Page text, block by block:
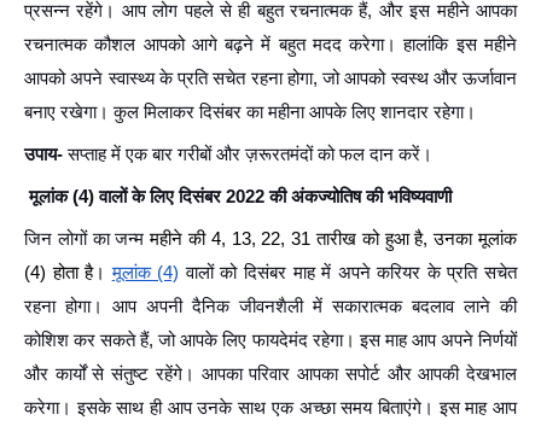
प्रसन्न रहेंगे। आप लोग पहले से ही बहुत रचनात्मक हैं, और इस महीने आपका
रचनात्मक कौशल आपको आगे बढ़ने में बहुत मदद करेगा। हालांकि इस महीने
आपको अपने स्वास्थ्य के प्रति सचेत रहना होगा, जो आपको स्वस्थ और ऊर्जावान
बनाए रखेगा। कुल मिलाकर दिसंबर का महीना आपके लिए शानदार रहेगा।
उपाय-सप्ताह में एक बार गरीबों और ज़रूरतमंदों को फल दान करें।
मूलांक (4) वालों के लिए दिसंबर 2022 की अंकज्योतिष की भविष्यवाणी
जिन लोगों का जन्ममहीने की 4, 13, 22, 31 तारीख को हुआ है, उनका मूलांक
(4) होता है।मूलांक (4) वालों को दिसंबर माह में अपने करियर के प्रति सचेत
रहना होगा। आप अपनी दैनिक जीवनशैली में सकारात्मक बदलाव लाने की
कोशिश कर सकते हैं, जो आपके लिए फायदेमंद रहेगा। इस माह आप अपने निर्णयों
और कार्यों से संतुष्ट रहेंगे। आपका परिवार आपका सपोर्ट और आपकी देखभाल
करेगा। इसके साथ ही आप उनके साथ एक अच्छा समय बिताएंगे। इस माह आप